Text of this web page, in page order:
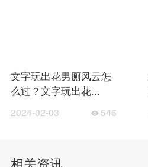
文字玩出花男厕风云怎
么过？文字玩出花...
2024-02-03 546
相关资讯